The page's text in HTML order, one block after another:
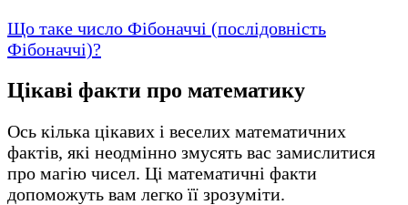
Що таке число Фібоначчі (послідовність
Фібоначчі)?
Цікаві факти про математику
Ось кілька цікавих і веселих математичних
фактів, які неодмінно змусять вас замислитися
про магію чисел. Ці математичні факти
допоможуть вам легко її зрозуміти.